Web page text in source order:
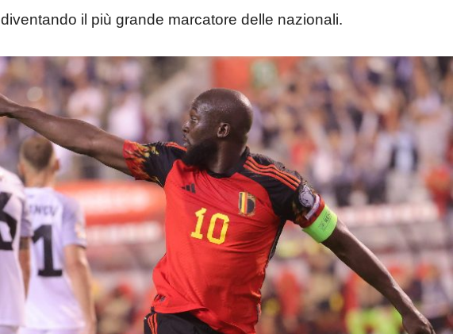
il più grande marcatore delle nazionali.